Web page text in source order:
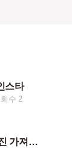
스타
수 2
귀여운 유지니( 말 하고 사진 가져가 주세요~)